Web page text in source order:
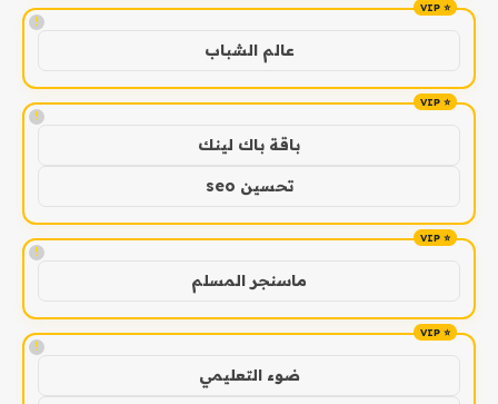
!
عالم الشباب
!
باقة باك لينك
تحسين seo
!
ماسنجر المسلم
!
ضوء التعليمي